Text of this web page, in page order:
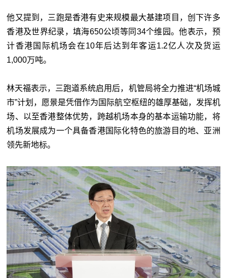
他又提到，三跑是香港有史来规模最大基建项目，创下许多
香港及世界纪录，填海650公顷等同34个维园。他表示，预
计香港国际机场会在10年后达到年客运1.2亿人次及货运
1,000万吨。
林天福表示，三跑道系统启用后，机管局将全力推进“机场城
市”计划，愿景是凭借作为国际航空枢纽的雄厚基础，发挥机
场、以至香港整体优势，跨越机场本身的基本运输功能，将
机场发展成为一个具备香港国际化特色的旅游目的地、亚洲
领先新地标。